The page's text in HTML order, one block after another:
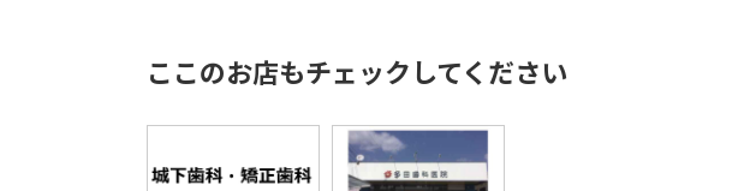
ここのお店もチェックしてください